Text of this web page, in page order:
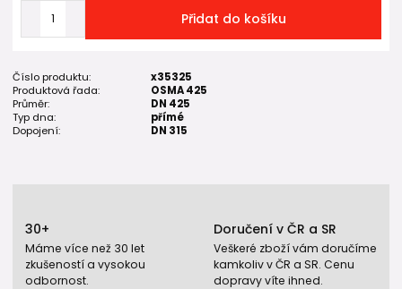
Přidat do košíku
Číslo produktu:
x35325
Produktová řada:
OSMA 425
Průměr:
DN 425
Typ dna:
přímé
Dopojení:
DN 315
30+
Máme více než 30 let
zkušeností a vysokou
odbornost.
Doručení v ČR a SR
Veškeré zboží vám doručíme
kamkoliv v ČR a SR. Cenu
dopravy víte ihned.